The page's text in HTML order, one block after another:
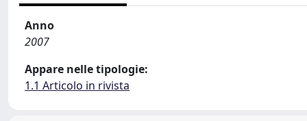
Anno
2007
Appare nelle tipologie:
1.1 Articolo in rivista